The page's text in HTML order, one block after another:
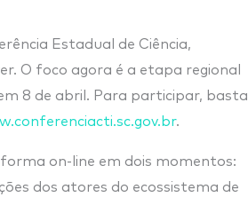
Estadual de Ciência,
O foco agora é a etapa regional
8 de abril. Para participar, basta
.
on-line em dois momentos:
dos atores do ecossistema de